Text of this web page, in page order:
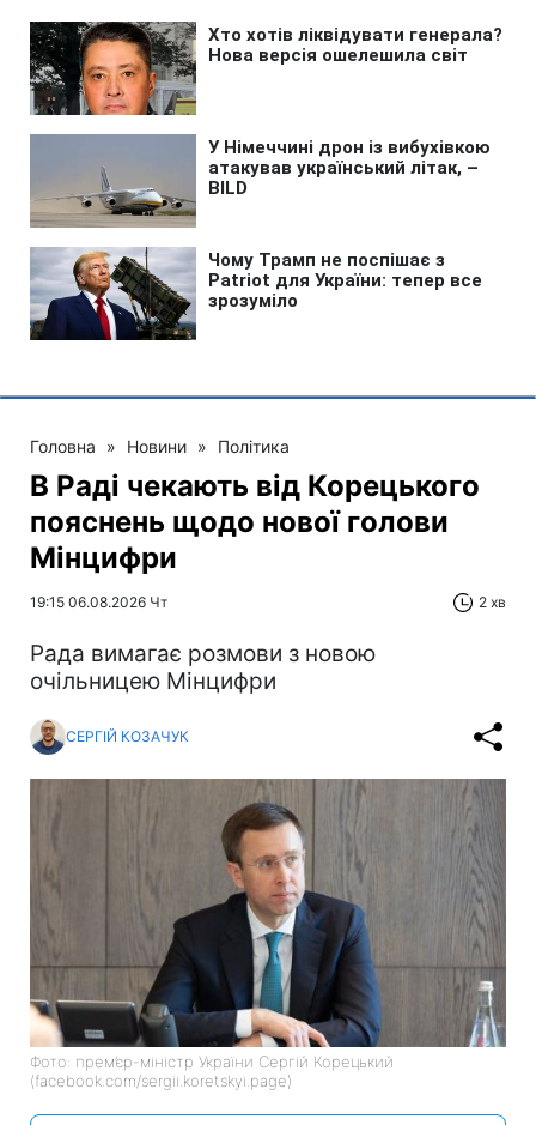
Головна » Новини » Політика
В Раді чекають від Корецького
пояснень щодо нової голови
Мінцифри
19:15 06.08.2026 Чт 2 хв
Рада вимагає розмови з новою
очільницею Мінцифри
СЕРГІЙ КОЗАЧУК
Фото: прем’єр-міністр України Сергій Корецький
(facebook.com/sergii.koretskyi.page)